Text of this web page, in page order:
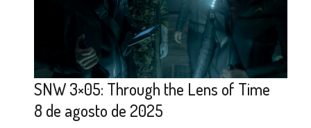
SNW 3×05: Through the Lens of Time
8 de agosto de 2025